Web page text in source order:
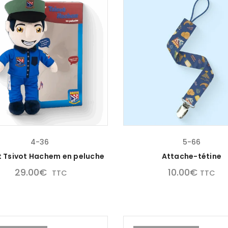
4-36
Tsivot Hachem en peluche
29.00€ TTC
5-66
Attache-tétine
10.00€ TTC